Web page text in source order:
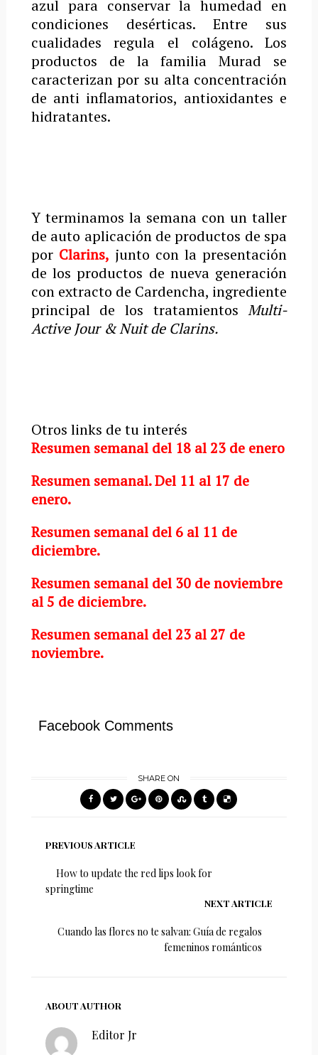
azul para conservar la humedad en
condiciones desérticas. Entre sus
cualidades regula el colágeno. Los
productos de la familia Murad se
caracterizan por su alta concentración
de anti inflamatorios, antioxidantes e
hidratantes.
Y terminamos la semana con un taller
de auto aplicación de productos de spa
porClarins, junto con la presentación
de los productos de nueva generación
con extracto de Cardencha, ingrediente
principal de los tratamientosMulti-
Active Jour & Nuit de Clarins.
Otros links de tu interés
Resumen semanal del 18 al 23 de enero
Resumen semanal. Del 11 al 17 de
enero.
Resumen semanal del 6 al 11 de
diciembre.
Resumen semanal del 30 de noviembre
al 5 de diciembre.
Resumen semanal del 23 al 27 de
noviembre.
Facebook Comments
SHARE ON
PREVIOUS ARTICLE
How to update the red lips look for
springtime
NEXT ARTICLE
Cuando las flores no te salvan: Guía de regalos
femeninos románticos
ABOUT AUTHOR
Editor Jr